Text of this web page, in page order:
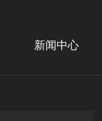
新闻中心